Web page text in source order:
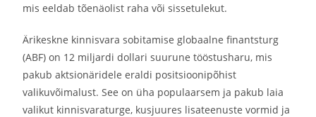
mis eeldab tõenäolist raha või sissetulekut.
Ärikeskne kinnisvara sobitamise globaalne finantsturg
(ABF) on 12 miljardi dollari suurune tööstusharu, mis
pakub aktsionäridele eraldi positsioonipõhist
valikuvõimalust. See on üha populaarsem ja pakub laia
valikut kinnisvaraturge, kusjuures lisateenuste vormid ja